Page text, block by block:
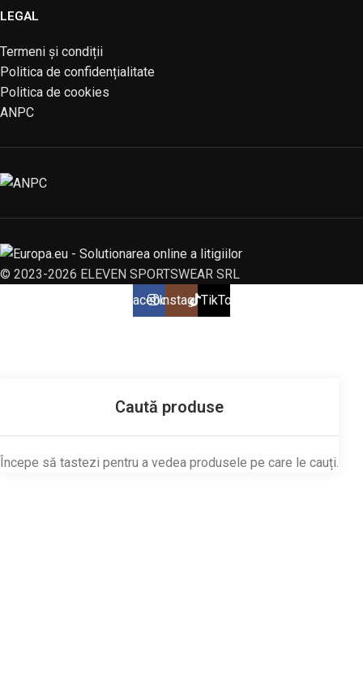
LEGAL
Termeni și condiții
Politica de confidențialitate
Politica de cookies
ANPC
© 2023-2026 ELEVEN SPORTSWEAR SRL
Începe să tastezi pentru a vedea produsele pe care le cauți.
FacebookInstagramTikTok